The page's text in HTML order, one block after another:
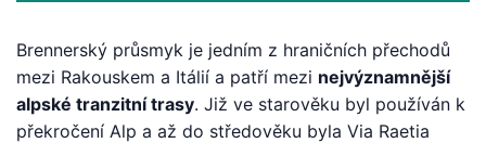
Brennerský průsmyk je jedním z hraničních přechodů
mezi Rakouskem a Itálií a patří mezi nejvýznamnější
alpské tranzitní trasy. Již ve starověku byl používán k
překročení Alp a až do středověku byla Via Raetia